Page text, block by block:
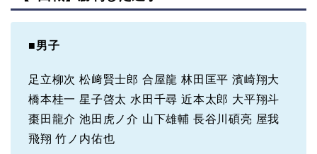
■男子
足立柳次 松﨑賢士郎 合屋龍 林田匡平 濱崎翔大
橋本桂一 星子啓太 水田千尋 近本太郎 大平翔斗
棗田龍介 池田虎ノ介 山下雄輔 長谷川碩亮 屋我
飛翔 竹ノ内佑也